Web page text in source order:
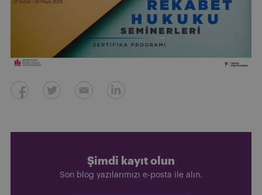
Şimdi kayıt olun
Son blog yazılarımızı e-posta ile alın.